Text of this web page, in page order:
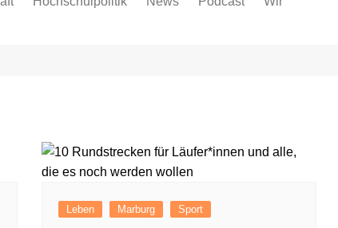
Leben Marburg Sport